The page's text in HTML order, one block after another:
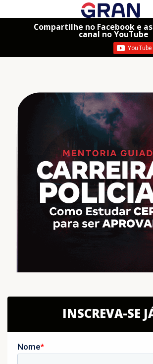
Compartilhe no Facebook e
canal no YouTube
INSCREVA-SE